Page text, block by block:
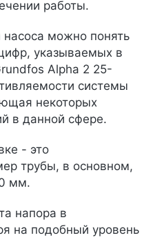
работы.
насоса можно понять
указываемых в
Alpha 2 25-
системы
некоторых
в данной сфере.
- это
трубы, в основном,
мм.
напора в
на подобный уровень